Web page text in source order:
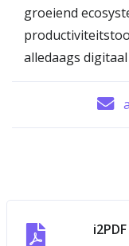
groeiend
alledaags
i2PDF